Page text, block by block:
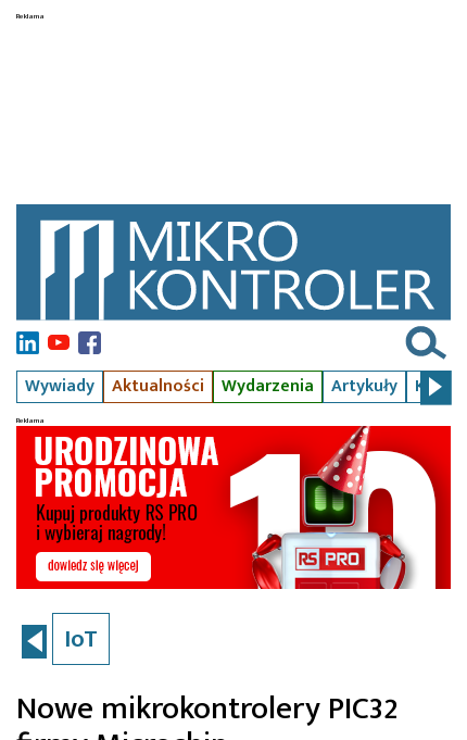
Wywiady Aktualności Wydarzenia Artykuły Kursy
IoT
Nowe mikrokontrolery PIC32